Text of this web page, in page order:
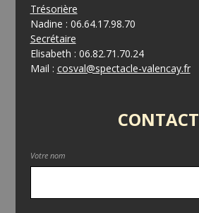
Trésorière
Nadine : 06.64.17.98.70
Secrétaire
Elisabeth : 06.82.71.70.24
Mail : cosval@spectacle-valencay.fr
CONTACT
Votre nom